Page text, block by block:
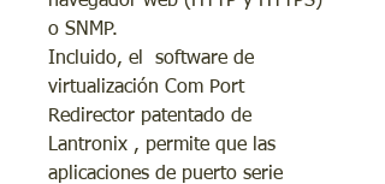
o SNMP.
Incluido, el software de
virtualización Com Port
Redirector patentado de
Lantronix , permite que las
aplicaciones de puerto serie